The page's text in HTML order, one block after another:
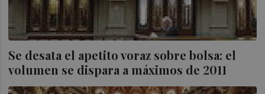
Se desata el apetito voraz sobre bolsa: el
volumen se dispara a máximos de 2011